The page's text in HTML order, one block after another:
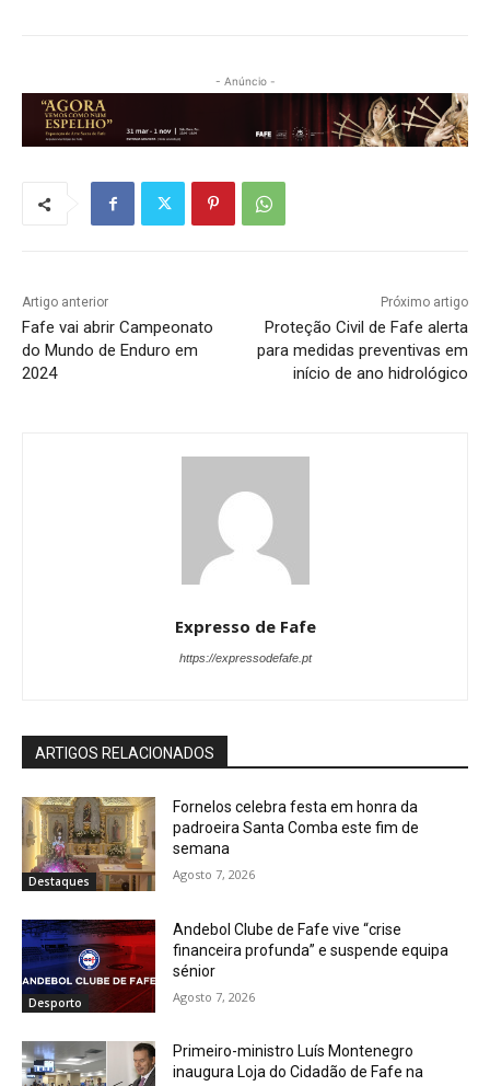
- Anúncio -
Artigo anterior
Fafe vai abrir Campeonato
do Mundo de Enduro em
2024
Próximo artigo
Proteção Civil de Fafe alerta
para medidas preventivas em
início de ano hidrológico
Expresso de Fafe
https://expressodefafe.pt
ARTIGOS RELACIONADOS
Destaques
Fornelos celebra festa em honra da
padroeira Santa Comba este fim de
semana
Agosto 7, 2026
Desporto
Andebol Clube de Fafe vive “crise
financeira profunda” e suspende equipa
sénior
Agosto 7, 2026
Primeiro-ministro Luís Montenegro
inaugura Loja do Cidadão de Fafe na